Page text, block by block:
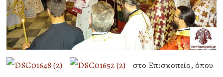
στο Επισκοπείο, όπου